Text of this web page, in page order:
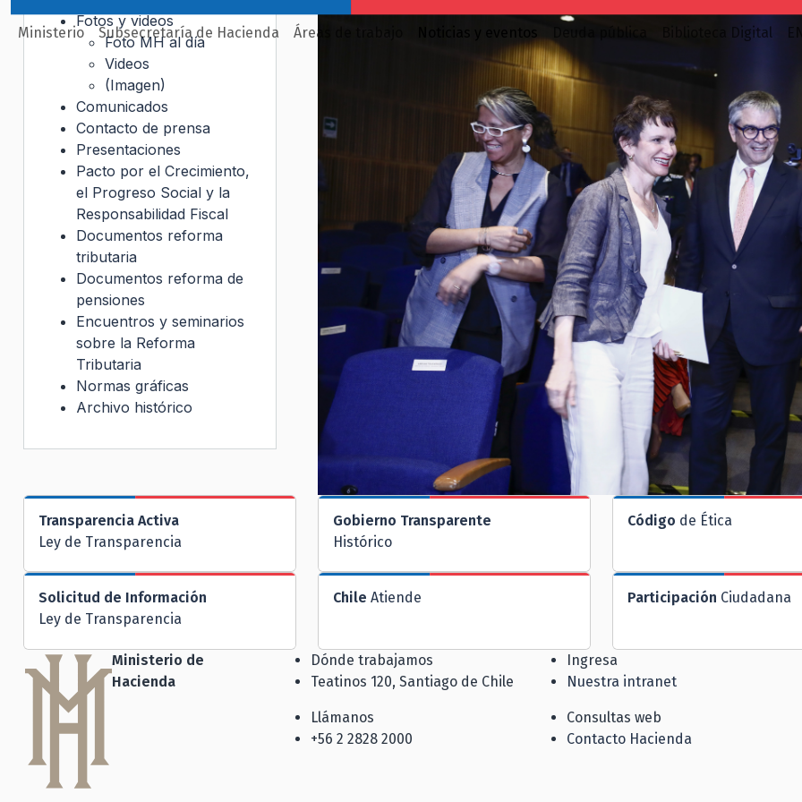
Ministerio Subsecretaría de Hacienda Áreas de trabajo Biblioteca Digital
Fotos y videos
Foto MH al día
Videos
(Imagen)
Comunicados
Contacto de prensa
Presentaciones
Pacto por el Crecimiento,
el Progreso Social y la
Responsabilidad Fiscal
Documentos reforma
tributaria
Documentos reforma de
pensiones
Encuentros y seminarios
sobre la Reforma
Tributaria
Normas gráficas
Archivo histórico
Transparencia Activa
Ley de Transparencia
Gobierno Transparente
Histórico
Código de Ética
Solicitud de Información
Ley de Transparencia
Chile Atiende Participación Ciudadana
Ministerio de
Hacienda
Dónde trabajamos
Teatinos 120, Santiago de Chile
Llámanos
+56 2 2828 2000
Ingresa
Nuestra intranet
Consultas web
Contacto Hacienda